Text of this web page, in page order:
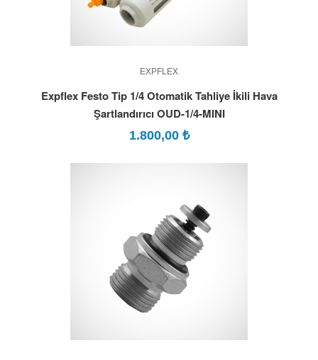
EXPFLEX
Expflex Festo Tip 1/4 Otomatik Tahliye İkili Hava
Şartlandırıcı OUD-1/4-MINI
1.800,00 ₺